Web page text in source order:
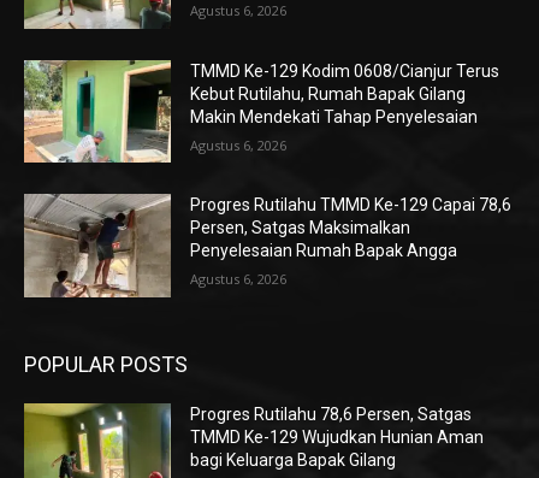
Agustus 6, 2026
TMMD Ke-129 Kodim 0608/Cianjur Terus
Kebut Rutilahu, Rumah Bapak Gilang
Makin Mendekati Tahap Penyelesaian
Agustus 6, 2026
Progres Rutilahu TMMD Ke-129 Capai 78,6
Persen, Satgas Maksimalkan
Penyelesaian Rumah Bapak Angga
Agustus 6, 2026
POPULAR POSTS
Progres Rutilahu 78,6 Persen, Satgas
TMMD Ke-129 Wujudkan Hunian Aman
bagi Keluarga Bapak Gilang